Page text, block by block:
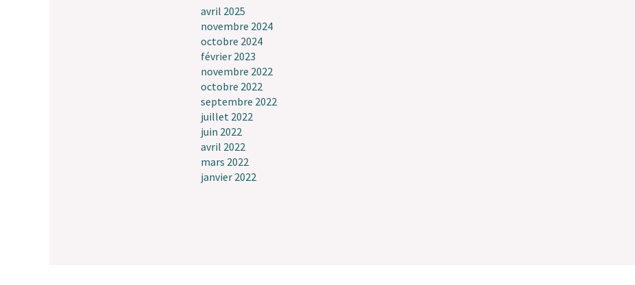
avril 2025
novembre 2024
octobre 2024
février 2023
novembre 2022
octobre 2022
septembre 2022
juillet 2022
juin 2022
avril 2022
mars 2022
janvier 2022